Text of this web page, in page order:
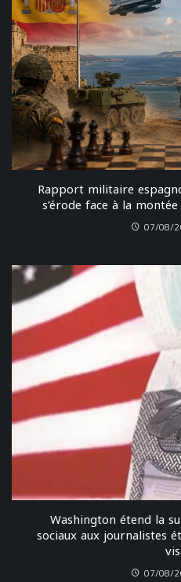
Rapport militaire
s’érode face à la
07/08/
Washington étend la
sociaux aux journalistes
07/08/